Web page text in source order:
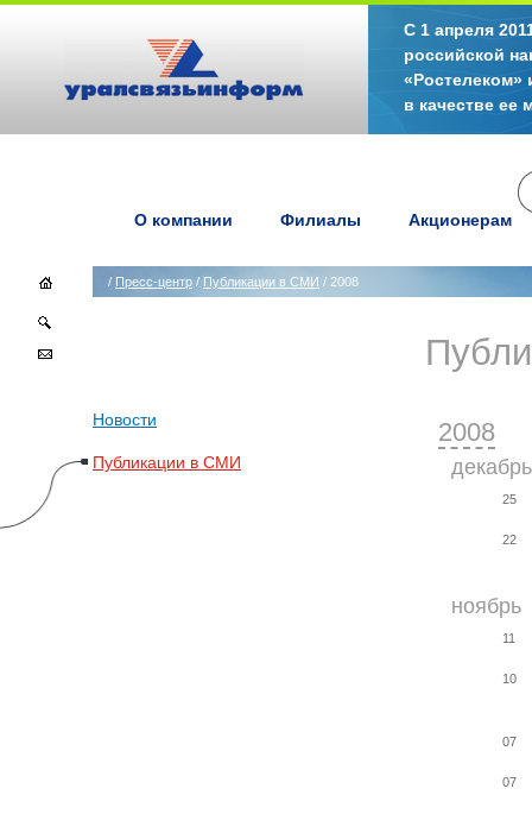
С 1 апреля
российской
«Ростелеком»
в качестве ее
О компании Филиалы Акционерам
/ Пресс-центр / Публикации в СМИ / 2008
Новости
Публикации в СМИ
2008
декабрь
25
22
ноябрь
11
10
07
07